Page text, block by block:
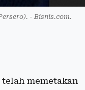
- Bisnis.com.
memetakan